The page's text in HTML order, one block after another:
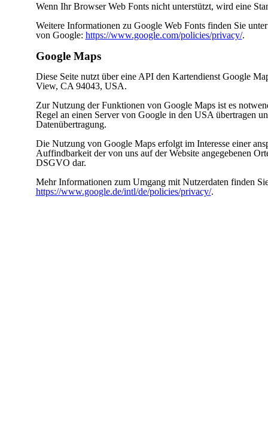
Wenn Ihr Browser Web Fonts nicht unterstützt, wird eine
Weitere Informationen zu Google Web Fonts finden Sie
von Google: https://www.google.com/policies/privacy/.
Google Maps
Diese Seite nutzt über eine API den Kartendienst Google
View, CA 94043, USA.
Zur Nutzung der Funktionen von Google Maps ist es
Regel an einen Server von Google in den USA übertragen
Datenübertragung.
Die Nutzung von Google Maps erfolgt im Interesse einer
Auffindbarkeit der von uns auf der Website angegebenen
DSGVO dar.
Mehr Informationen zum Umgang mit Nutzerdaten finden
https://www.google.de/intl/de/policies/privacy/.